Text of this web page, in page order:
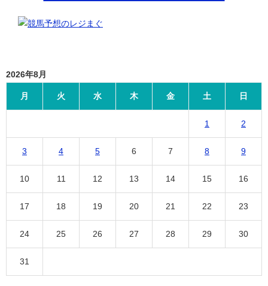
2026年8月
月 火 水 木 金 土 日
1 2
3 4 5 6 7 8 9
10 11 12 13 14 15 16
17 18 19 20 21 22 23
24 25 26 27 28 29 30
31